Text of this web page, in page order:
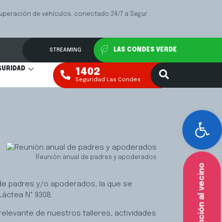
STREAMING LAS CONDES VERDE
1402
Seguridad Las Condes
Atención al vecino
Reunión anual de padres y apoderados
padres y/o apoderados, la que se
N° 9308.
de nuestros talleres, actividades